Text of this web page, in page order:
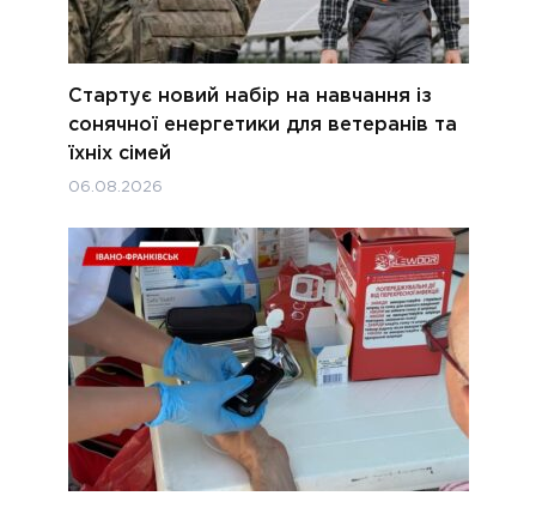
Стартує новий набір на навчання із
сонячної енергетики для ветеранів та
їхніх сімей
06.08.2026